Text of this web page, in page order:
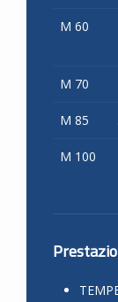
M 60
M 70
M 85
M 100